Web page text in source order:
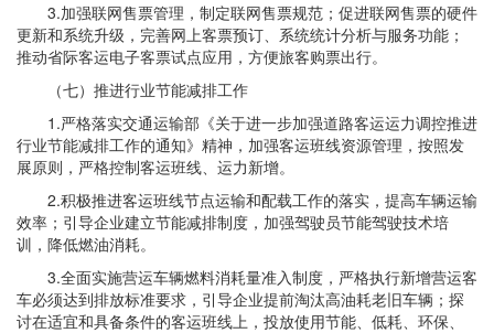
3.加强联网售票管理，制定联网售票规范；促进联网售票的硬件
更新和系统升级，完善网上客票预订、系统统计分析与服务功能；
推动省际客运电子客票试点应用，方便旅客购票出行。
（七）推进行业节能减排工作
1.严格落实交通运输部《关于进一步加强道路客运运力调控推进
行业节能减排工作的通知》精神，加强客运班线资源管理，按照发
展原则，严格控制客运班线、运力新增。
2.积极推进客运班线节点运输和配载工作的落实，提高车辆运输
效率；引导企业建立节能减排制度，加强驾驶员节能驾驶技术培
训，降低燃油消耗。
3.全面实施营运车辆燃料消耗量准入制度，严格执行新增营运客
车必须达到排放标准要求，引导企业提前淘汰高油耗老旧车辆；探
讨在适宜和具备条件的客运班线上，投放使用节能、低耗、环保、